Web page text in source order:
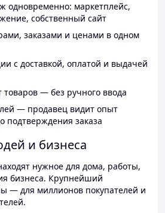
одновременно: маркетплейс,
собственный сайт
заказами и ценами в одном
с доставкой, оплатой и выдачей
— без ручного ввода
— продавец видит опыт
подтверждения заказа
и бизнеса
нужное для дома, работы,
бизнеса. Крупнейший
— для миллионов покупателей и